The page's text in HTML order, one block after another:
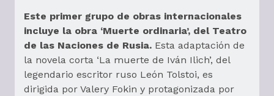
Este primer grupo de obras internacionales
incluye la obra ‘Muerte ordinaria’, del Teatro
de las Naciones de Rusia. Esta adaptación de
la novela corta ‘La muerte de Iván Ilich’, del
legendario escritor ruso León Tolstoi, es
dirigida por Valery Fokin y protagonizada por